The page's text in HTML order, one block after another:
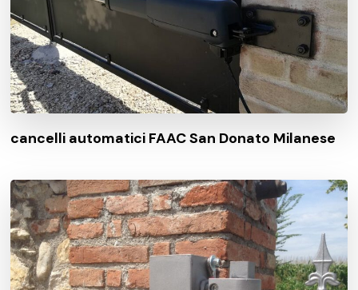
cancelli automatici FAAC San Donato Milanese